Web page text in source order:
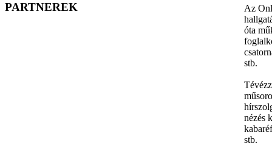
PARTNEREK
Az
óta
stb.
nézés
stb.